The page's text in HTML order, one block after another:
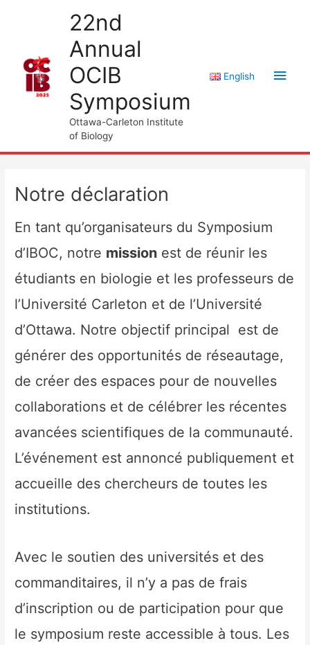
22nd
Annual
OCIB
Symposium
Ottawa-Carleton Institute
of Biology
English
Notre déclaration
En tant qu’organisateurs du Symposium
d’IBOC, notre mission est de réunir les
étudiants en biologie et les professeurs de
l’Université Carleton et de l’Université
d’Ottawa. Notre objectif principal est de
générer des opportunités de réseautage,
de créer des espaces pour de nouvelles
collaborations et de célébrer les récentes
avancées scientifiques de la communauté.
L’événement est annoncé publiquement et
accueille des chercheurs de toutes les
institutions.
Avec le soutien des universités et des
commanditaires, il n’y a pas de frais
d’inscription ou de participation pour que
le symposium reste accessible à tous. Les